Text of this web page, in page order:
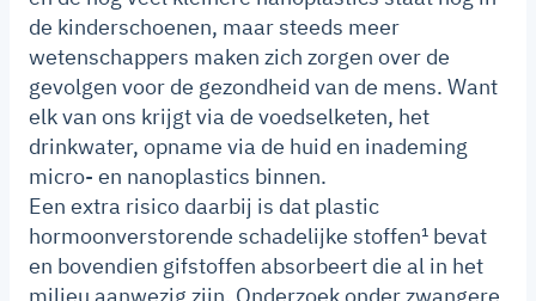
de kinderschoenen, maar steeds meer
wetenschappers maken zich zorgen over de
gevolgen voor de gezondheid van de mens. Want
elk van ons krijgt via de voedselketen, het
drinkwater, opname via de huid en inademing
micro- en nanoplastics binnen.
Een extra risico daarbij is dat plastic
hormoonverstorende schadelijke stoffen¹ bevat
en bovendien gifstoffen absorbeert die al in het